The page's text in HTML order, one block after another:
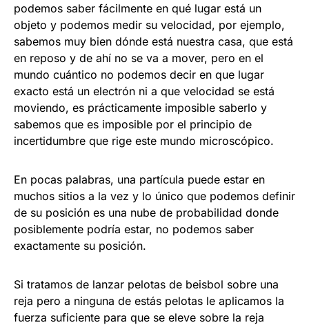
podemos saber fácilmente en qué lugar está un
objeto y podemos medir su velocidad, por ejemplo,
sabemos muy bien dónde está nuestra casa, que está
en reposo y de ahí no se va a mover, pero en el
mundo cuántico no podemos decir en que lugar
exacto está un electrón ni a que velocidad se está
moviendo, es prácticamente imposible saberlo y
sabemos que es imposible por el principio de
incertidumbre que rige este mundo microscópico.
En pocas palabras, una partícula puede estar en
muchos sitios a la vez y lo único que podemos definir
de su posición es una nube de probabilidad donde
posiblemente podría estar, no podemos saber
exactamente su posición.
Si tratamos de lanzar pelotas de beisbol sobre una
reja pero a ninguna de estás pelotas le aplicamos la
fuerza suficiente para que se eleve sobre la reja